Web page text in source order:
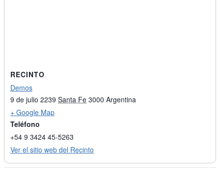
RECINTO
Demos
9 de julio 2239 Santa Fe 3000 Argentina
+ Google Map
Teléfono
+54 9 3424 45-5263
Ver el sitio web del Recinto